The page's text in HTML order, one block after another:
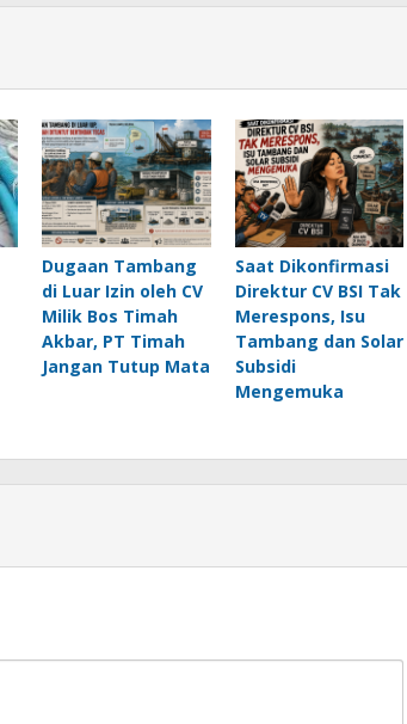
Dugaan Tambang
di Luar Izin oleh CV
Milik Bos Timah
Akbar, PT Timah
Jangan Tutup Mata
Saat Dikonfirmasi
Direktur CV BSI Tak
Merespons, Isu
Tambang dan Solar
Subsidi
Mengemuka